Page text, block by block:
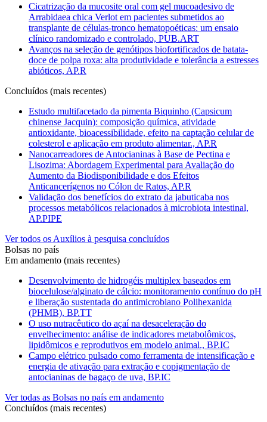
Cicatrização da mucosite oral com gel mucoadesivo de
Arrabidaea chica Verlot em pacientes submetidos ao
transplante de células-tronco hematopoéticas: um ensaio
clínico randomizado e controlado, PUB.ART
Avanços na seleção de genótipos biofortificados de batata-
doce de polpa roxa: alta produtividade e tolerância a estresses
abióticos, AP.R
Concluídos (mais recentes)
Estudo multifacetado da pimenta Biquinho (Capsicum
chinense Jacquin): composição química, atividade
antioxidante, bioacessibilidade, efeito na captação celular de
colesterol e aplicação em produto alimentar., AP.R
Nanocarreadores de Antocianinas à Base de Pectina e
Lisozima: Abordagem Experimental para Avaliação do
Aumento da Biodisponibilidade e dos Efeitos
Anticancerígenos no Cólon de Ratos, AP.R
Validação dos benefícios do extrato da jabuticaba nos
processos metabólicos relacionados à microbiota intestinal,
AP.PIPE
Ver todos os Auxílios à pesquisa concluídos
Bolsas no país
Em andamento (mais recentes)
Desenvolvimento de hidrogéis multiplex baseados em
biocelulose/alginato de cálcio: monitoramento contínuo do pH
e liberação sustentada do antimicrobiano Polihexanida
(PHMB), BP.TT
O uso nutracêutico do açaí na desaceleração do
envelhecimento: análise de indicadores metabolômicos,
lipidômicos e reprodutivos em modelo animal., BP.IC
Campo elétrico pulsado como ferramenta de intensificação e
energia de ativação para extração e copigmentação de
antocianinas de bagaço de uva, BP.IC
Ver todas as Bolsas no país em andamento
Concluídos (mais recentes)